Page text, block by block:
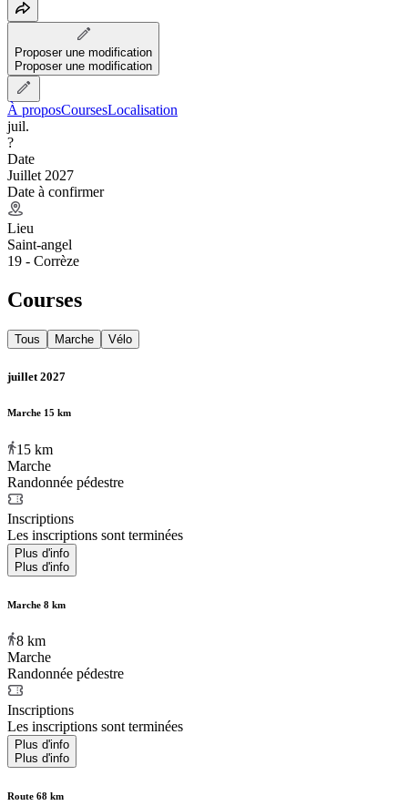
Proposer une modification
Proposer une modification
À proposCoursesLocalisation
juil.
?
Date
Juillet 2027
Date à confirmer
Lieu
Saint-angel
19 - Corrèze
Courses
Tous Marche Vélo
juillet 2027
Marche 15 km
15 km
Marche
Randonnée pédestre
Inscriptions
Les inscriptions sont terminées
Plus d'info
Plus d'info
Marche 8 km
8 km
Marche
Randonnée pédestre
Inscriptions
Les inscriptions sont terminées
Plus d'info
Plus d'info
Route 68 km